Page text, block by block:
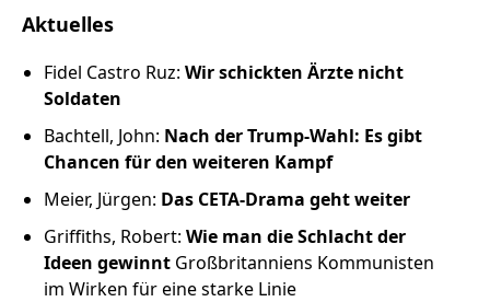
Edition
Kontakt
Impressum
Datenschutz
Aktuelles
Fidel Castro Ruz: Wir schickten Ärzte nicht
Soldaten
Bachtell, John: Nach der Trump-Wahl: Es gibt
Chancen für den weiteren Kampf
Meier, Jürgen: Das CETA-Drama geht weiter
Griffiths, Robert: Wie man die Schlacht der
Ideen gewinnt Großbritanniens Kommunisten
im Wirken für eine starke Linie